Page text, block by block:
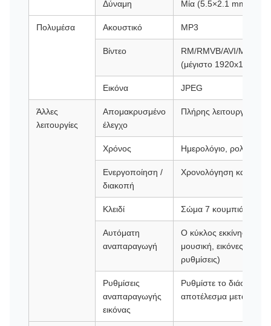
Δύναμη Μία (5.5×2.1 mm)
Πολυμέσα Ακουστικό MP3
Βίντεο
RM/RMVB/AVI/MPG/
(μέγιστο 1920x1080-
Εικόνα JPEG
Άλλες
λειτουργίες
Απομακρυσμένο
έλεγχο
Πλήρης λειτουργία
Χρόνος Ημερολόγιο, ρολόι
Ενεργοποίηση /
διακοπή
Χρονολόγηση και
Κλειδί Σώμα 7 κουμπιά
Αυτόματη
αναπαραγωγή
Ο κύκλος εκκίνησης
μουσική, εικόνες +
ρυθμίσεις)
Ρυθμίσεις
αναπαραγωγής
εικόνας
Ρυθμίστε το διάστημα
αποτέλεσμα